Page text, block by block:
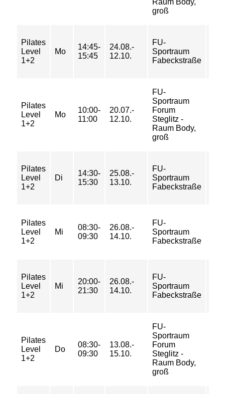
Raum Body,
groß
Pilates
Level
1+2
Mo
14:45-
15:45
24.08.-
12.10.
FU-
Sportraum
Fabeckstraße
Pilates
Level
1+2
Mo
10:00-
11:00
20.07.-
12.10.
FU-
Sportraum
Forum
Steglitz -
Raum Body,
groß
Pilates
Level
1+2
Di
14:30-
15:30
25.08.-
13.10.
FU-
Sportraum
Fabeckstraße
Pilates
Level
1+2
Mi
08:30-
09:30
26.08.-
14.10.
FU-
Sportraum
Fabeckstraße
Pilates
Level
1+2
Mi
20:00-
21:30
26.08.-
14.10.
FU-
Sportraum
Fabeckstraße
Pilates
Level
1+2
Do
08:30-
09:30
13.08.-
15.10.
FU-
Sportraum
Forum
Steglitz -
Raum Body,
groß